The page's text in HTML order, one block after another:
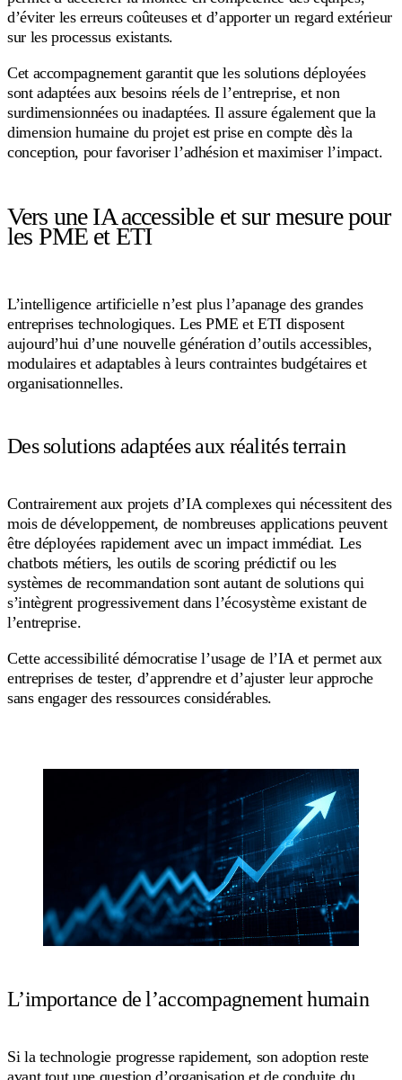
d’éviter les erreurs coûteuses et d’apporter un regard extérieur
sur les processus existants.
Cet accompagnement garantit que les solutions déployées
sont adaptées aux besoins réels de l’entreprise, et non
surdimensionnées ou inadaptées. Il assure également que la
dimension humaine du projet est prise en compte dès la
conception, pour favoriser l’adhésion et maximiser l’impact.
Vers une IA accessible et sur mesure pour
les PME et ETI
L’intelligence artificielle n’est plus l’apanage des grandes
entreprises technologiques. Les PME et ETI disposent
aujourd’hui d’une nouvelle génération d’outils accessibles,
modulaires et adaptables à leurs contraintes budgétaires et
organisationnelles.
Des solutions adaptées aux réalités terrain
Contrairement aux projets d’IA complexes qui nécessitent des
mois de développement, de nombreuses applications peuvent
être déployées rapidement avec un impact immédiat. Les
chatbots métiers, les outils de scoring prédictif ou les
systèmes de recommandation sont autant de solutions qui
s’intègrent progressivement dans l’écosystème existant de
l’entreprise.
Cette accessibilité démocratise l’usage de l’IA et permet aux
entreprises de tester, d’apprendre et d’ajuster leur approche
sans engager des ressources considérables.
L’importance de l’accompagnement humain
Si la technologie progresse rapidement, son adoption reste